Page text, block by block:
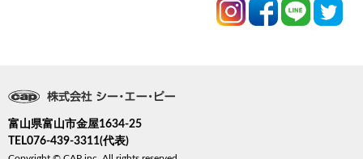
富山県富山市金屋1634-25
TEL076-439-3311(代表)